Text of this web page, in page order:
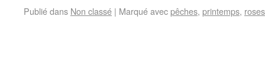
Publié dans Non classé | Marqué avecpêches, printemps, roses